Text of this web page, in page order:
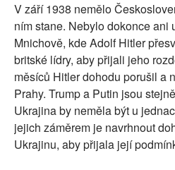
V září 1938 nemělo
ním stane. Nebylo dokonce ani
Mnichově, kde Adolf Hitler
britské lídry, aby přijali jeho
měsíců Hitler dohodu porušil a
Prahy. Trump a Putin jsou
Ukrajina by neměla být u
jejich záměrem je navrhnout
Ukrajinu, aby přijala její